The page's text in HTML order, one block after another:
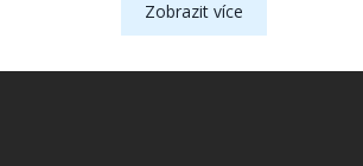
ucelený průvodce, který vám
učinit informované rozhodnutí
Zobrazit více